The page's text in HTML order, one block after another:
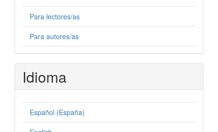
Para lectores/as
Para autores/as
Idioma
Español (España)